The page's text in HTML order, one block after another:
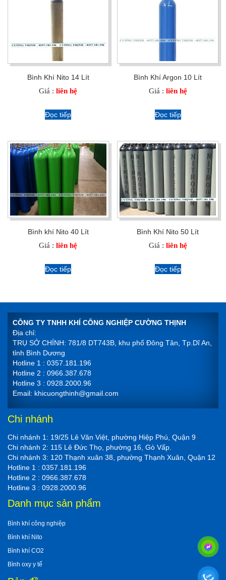
Bình Khí Nito 14 Lít
Giá : liên hệ
Đọc tiếp
Bình Khí Argon 10 Lít
Giá : liên hệ
Đọc tiếp
Bình khí Nito 40 Lít
Giá : liên hệ
Đọc tiếp
Bình Khí Nito 50 Lít
Giá : liên hệ
Đọc tiếp
CÔNG TY TNHH KHÍ CÔNG NGHIỆP CƯỜNG THỊNH
Địa chỉ:
TRỤ SỞ CHÍNH: 781/8 DT743B, khu phố Đông Tân, Tp.Dĩ An,
tỉnh Bình Dương
Hotline 1 : 0357.181.196
Hotline 2 : 0966.387.678
Hotline 3 : 0928.2000.96
Email: khicuongthinh@gmail.com
Chi nhánh
Chi nhánh 1: 19/25 Lê Văn Việt, phường Hiệp Phú, Quận 9
Chi nhánh 2: 115 Lê Đức Thọ, phường 16, Gò Vấp.
Chi nhánh 3: 120 Thạnh xuân 38, phường Thạnh Xuân, Quận 12
Hotline 1 : 0357.181.196
Hotline 2 : 0966.387.678
Hotline 3 : 0928.2000.96
Danh mục sản phẩm
Bình khí công nghiệp
Bình khí Nito
Bình khí CO2
Bình oxy y tế